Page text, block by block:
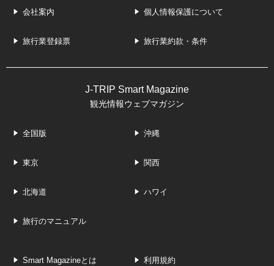
会社案内 個人情報保護について
旅行業登録票 旅行業約款・条件
J-TRIP Smart Magazine
観光情報ウェブマガジン
全国版 沖縄
東京 関西
北海道 ハワイ
旅行のマニュアル
Smart Magazineとは 利用規約